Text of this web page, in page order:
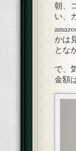
朝、
い、
かは
とな
で、
金額